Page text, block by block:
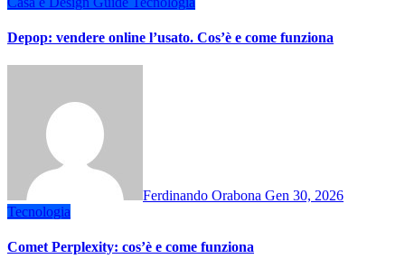
Depop: vendere online l’usato. Cos’è e come funziona
Ferdinando Orabona Gen 30, 2026
Tecnologia
Comet Perplexity: cos’è e come funziona